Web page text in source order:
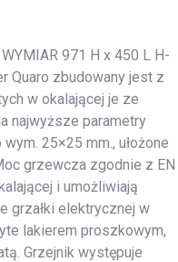
971 H x 450 L H-
Quaro zbudowany jest z
w okalającej je ze
najwyższe parametry
25×25 mm., ułożone
grzewcza zgodnie z EN
i umożliwiają
grzałki elektrycznej w
lakierem proszkowym,
Grzejnik występuje